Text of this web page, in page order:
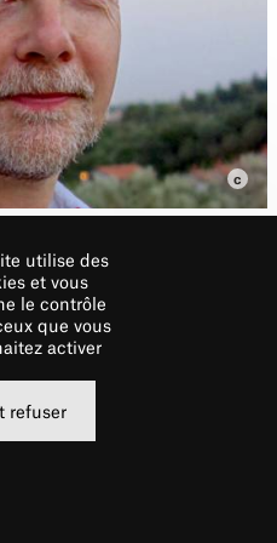
l’Old Vic Theatre
McKintosh est un
britanniques,
utilise des
et vous
le contrôle
que vous
activer
refuser